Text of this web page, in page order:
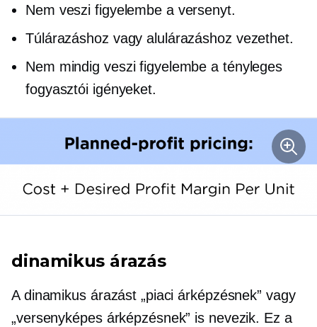
Nem veszi figyelembe a versenyt.
Túlárazáshoz vagy alulárazáshoz vezethet.
Nem mindig veszi figyelembe a tényleges
fogyasztói igényeket.
dinamikus árazás
A dinamikus árazást „piaci árképzésnek” vagy
„versenyképes árképzésnek” is nevezik. Ez a